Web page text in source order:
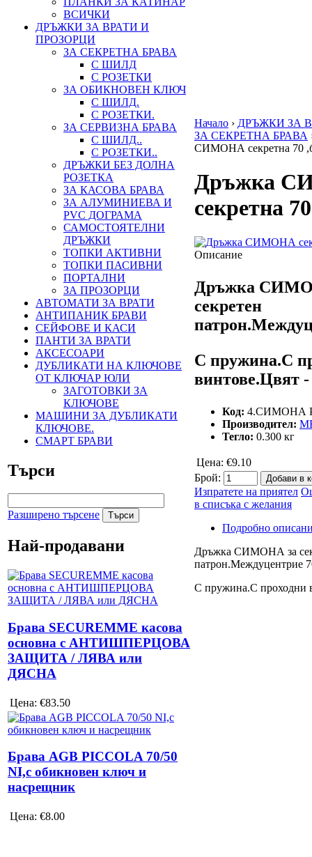
ВСИЧКИ
ДРЪЖКИ ЗА ВРАТИ И
ПРОЗОРЦИ
ЗА СЕКРЕТНА БРАВА
С ШИЛД
С РОЗЕТКИ
ЗА ОБИКНОВЕН КЛЮЧ
С ШИЛД.
С РОЗЕТКИ.
ЗА СЕРВИЗНА БРАВА
С ШИЛД..
С РОЗЕТКИ..
ДРЪЖКИ БЕЗ ДОЛНА
РОЗЕТКА
ЗА КАСОВА БРАВА
ЗА АЛУМИНИЕВА И
PVC ДОГРАМА
САМОСТОЯТЕЛНИ
ДРЪЖКИ
ТОПКИ АКТИВНИ
ТОПКИ ПАСИВНИ
ПОРТАЛНИ
ЗА ПРОЗОРЦИ
АВТОМАТИ ЗА ВРАТИ
АНТИПАНИК БРАВИ
СЕЙФОВЕ И КАСИ
ПАНТИ ЗА ВРАТИ
АКСЕСОАРИ
ДУБЛИКАТИ НА КЛЮЧОВЕ
ОТ КЛЮЧАР ЮЛИ
ЗАГОТОВКИ ЗА
КЛЮЧОВЕ
МАШИНИ ЗА ДУБЛИКАТИ
КЛЮЧОВЕ.
СМАРТ БРАВИ
Търси
Разширено търсене
Най-продавани
Брава SECUREMME касова
основна с АНТИШПЕРЦОВА
ЗАЩИТА / ЛЯВА или
ДЯСНА
Цена: €83.50
Брава AGB PICCOLA 70/50
NI,с обикновен ключ и
насрещник
Цена: €8.00
Начало › ДРЪЖКИ ЗА
ЗА СЕКРЕТНА БРАВА
СИМОНА секретна 70
Дръжка
секретна
Описание
Дръжка
секретен
С пружина.С
винтове.Цвят -
Код: 4.СИМОНА
Производител:
Тегло: 0.300 кг
Цена: €9.10
Брой:
Изпратете на приятел
в списъка с желания
Подробно
Дръжка СИМОНА за
патрон.Междуцентрие
С пружина.С проходни